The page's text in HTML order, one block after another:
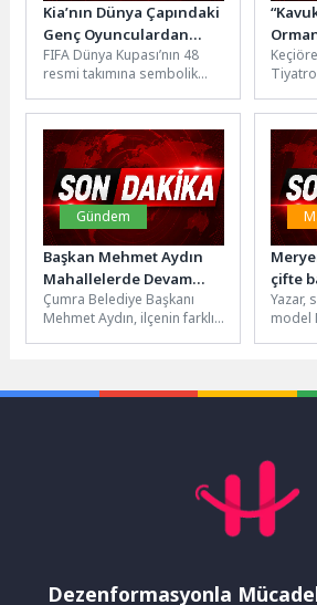
Kia’nın Dünya Çapındaki
Genç Oyunculardan
Oluşturduğu “49. Takım”
FIFA Dünya Kupası
2026TM’da Sahaya
FIFA Dünya Kupası’nın 48
resmi takımına sembolik
yalnızca sportif bir temsil...
Gündem
Başkan Mehmet Aydın
Mahallelerde Devam
Eden Çalışmaları Yerinde
İnceledi
Çumra Belediye Başkanı
Mehmet Aydın, ilçenin farklı
çifte
Ödül
Kitap
Yazar,
model
Dezenformasyonla